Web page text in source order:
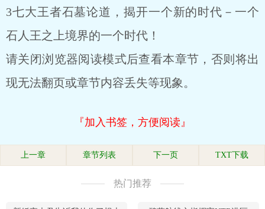
3七大王者石墓论道，揭开一个新的时代－一个
石人王之上境界的一个时代！
请关闭浏览器阅读模式后查看本章节，否则将出
现无法翻页或章节内容丢失等现象。
『加入书签，方便阅读』
上一章 章节列表 下一页 TXT下载
热门推荐